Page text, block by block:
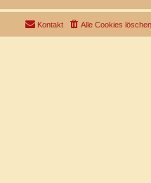
Alle Cookies löschen
Kontakt